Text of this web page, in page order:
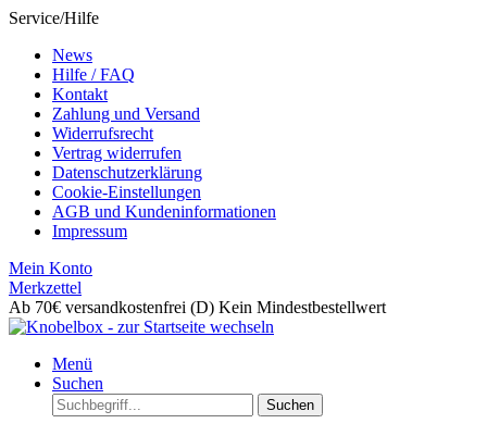
Service/Hilfe
News
Hilfe / FAQ
Kontakt
Zahlung und Versand
Widerrufsrecht
Vertrag widerrufen
Datenschutzerklärung
Cookie-Einstellungen
AGB und Kundeninformationen
Impressum
Mein Konto
Merkzettel
Ab 70€ versandkostenfrei (D) Kein Mindestbestellwert
Menü
Suchen
Suchen